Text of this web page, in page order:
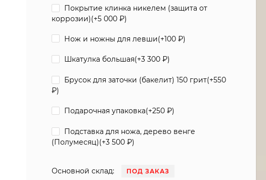
Покрытие клинка никелем (защита от
коррозии)(+5 000₽)
Нож и ножны для левши(+100₽)
Шкатулка большая(+3 300₽)
Брусок для заточки (бакелит) 150 грит(+550
₽)
Подарочная упаковка(+250₽)
Подставка для ножа, дерево венге
(Полумесяц)(+3 500₽)
Основной склад: ПОД ЗАКАЗ